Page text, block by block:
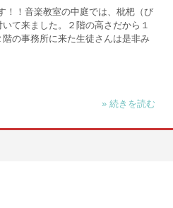
！！音楽教室の中庭では、枇杷（び
て来ました。２階の高さだから１
の事務所に来た生徒さんは是非み
» 続きを読む